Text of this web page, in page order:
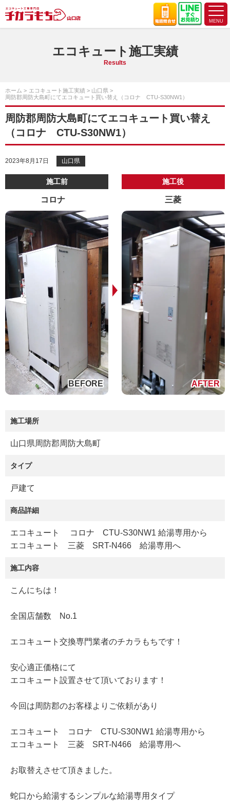
エコキュート施工実績
Results
ホーム エコキュート施工実績
山口県
周防郡周防大島町にてエコキュート買い替え（コロナ CTU-S30NW1）
周防郡周防大島町にてエコキュート買い替え
（コロナ CTU-S30NW1）
2023年8月17日 山口県
施工前
コロナ
施工後
三菱
施工場所
山口県周防郡周防大島町
タイプ
戸建て
商品詳細
エコキュート コロナ CTU-S30NW1 給湯専用から
エコキュート 三菱 SRT-N466 給湯専用へ
施工内容
こんにちは！
全国店舗数 No.1
エコキュート交換専門業者のチカラもちです！
安心適正価格にて
エコキュート設置させて頂いております！
今回は周防郡のお客様よりご依頼があり
エコキュート コロナ CTU-S30NW1 給湯専用から
エコキュート 三菱 SRT-N466 給湯専用へ
お取替えさせて頂きました。
蛇口から給湯するシンプルな給湯専用タイプ